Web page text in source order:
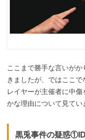
ここまで勝手な言いが
きましたが、ではここ
レイヤーが主催者に中
かな理由について見てい
黒兎事件の疑惑